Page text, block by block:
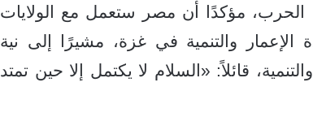
الحرب، مؤكدًا أن مصر ستعمل مع الولايات
الإعمار والتنمية في غزة، مشيرًا إلى نية
قائلاً: «السلام لا يكتمل إلا حين تمتد